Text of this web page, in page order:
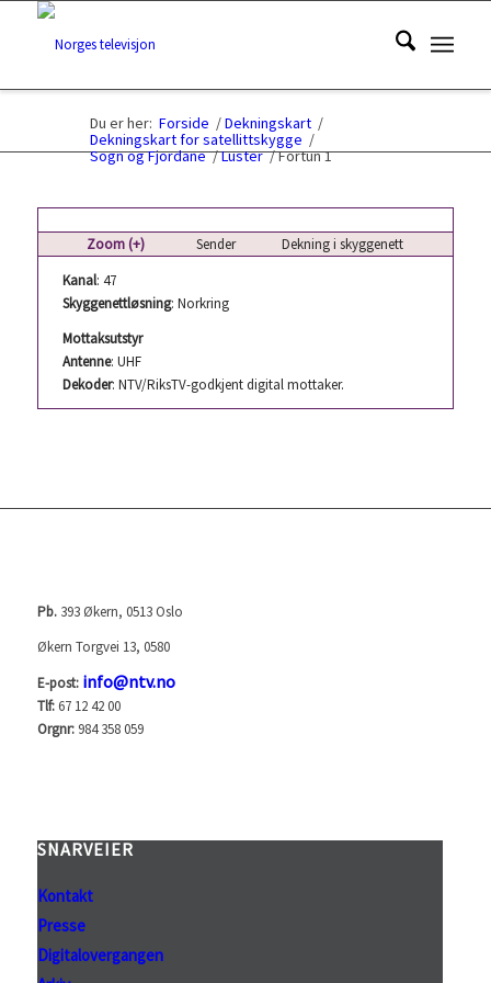
Du er her: Forside /Dekningskart /
Dekningskart for satellittskygge /
Sogn og Fjordane /Luster /Fortun 1
Zoom (+) Sender
Dekning i skyggenett
Kanal: 47
Skyggenettløsning: Norkring
Mottaksutstyr
Antenne: UHF
Dekoder: NTV/RiksTV-godkjent digital mottaker.
Pb. 393 Økern, 0513 Oslo
Økern Torgvei 13, 0580
E-post: info@ntv.no
Tlf:67 12 42 00
Orgnr:984 358 059
SNARVEIER
Kontakt
Presse
Digitalovergangen